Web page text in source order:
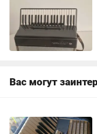
Вас могут